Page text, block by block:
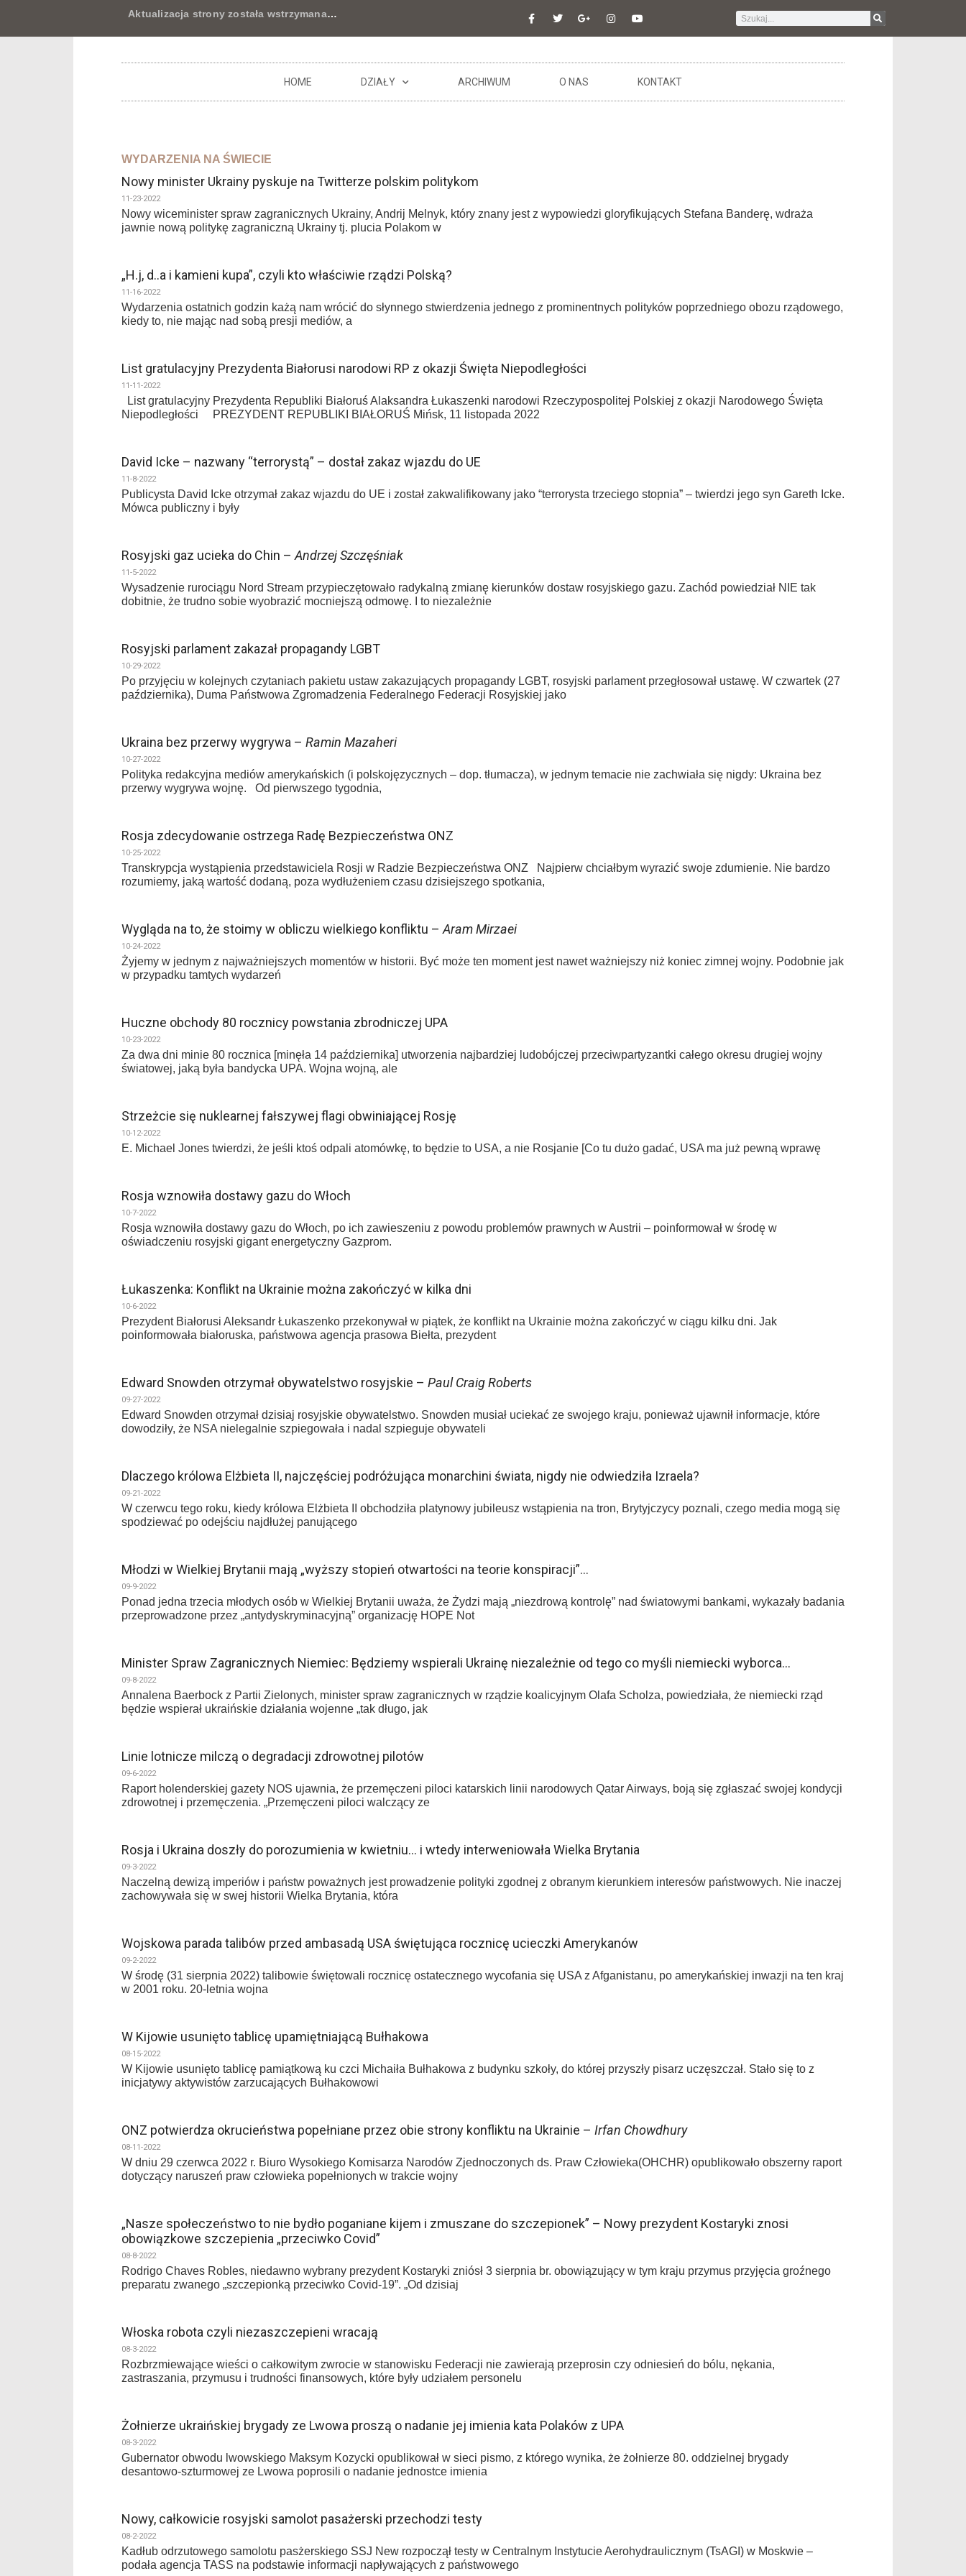
Aktualizacja strony została wstrzymana…
HOME DZIAŁY ARCHIWUM O NAS KONTAKT
WYDARZENIA NA ŚWIECIE
Nowy minister Ukrainy pyskuje na Twitterze polskim politykom
11-23-2022
Nowy wiceminister spraw zagranicznych Ukrainy, Andrij Melnyk, który znany jest z wypowiedzi gloryfikujących Stefana Banderę, wdraża
jawnie nową politykę zagraniczną Ukrainy tj. plucia Polakom w
„H.j, d..a i kamieni kupa”, czyli kto właściwie rządzi Polską?
11-16-2022
Wydarzenia ostatnich godzin każą nam wrócić do słynnego stwierdzenia jednego z prominentnych polityków poprzedniego obozu rządowego,
kiedy to, nie mając nad sobą presji mediów, a
List gratulacyjny Prezydenta Białorusi narodowi RP z okazji Święta Niepodległości
11-11-2022
List gratulacyjny Prezydenta Republiki Białoruś Alaksandra Łukaszenki narodowi Rzeczypospolitej Polskiej z okazji Narodowego Święta
Niepodległości PREZYDENT REPUBLIKI BIAŁORUŚ Mińsk, 11 listopada 2022
David Icke – nazwany “terrorystą” – dostał zakaz wjazdu do UE
11-8-2022
Publicysta David Icke otrzymał zakaz wjazdu do UE i został zakwalifikowany jako “terrorysta trzeciego stopnia” – twierdzi jego syn Gareth Icke.
Mówca publiczny i były
Rosyjski gaz ucieka do Chin – Andrzej Szczęśniak
11-5-2022
Wysadzenie rurociągu Nord Stream przypieczętowało radykalną zmianę kierunków dostaw rosyjskiego gazu. Zachód powiedział NIE tak
dobitnie, że trudno sobie wyobrazić mocniejszą odmowę. I to niezależnie
Rosyjski parlament zakazał propagandy LGBT
10-29-2022
Po przyjęciu w kolejnych czytaniach pakietu ustaw zakazujących propagandy LGBT, rosyjski parlament przegłosował ustawę. W czwartek (27
października), Duma Państwowa Zgromadzenia Federalnego Federacji Rosyjskiej jako
Ukraina bez przerwy wygrywa – Ramin Mazaheri
10-27-2022
Polityka redakcyjna mediów amerykańskich (i polskojęzycznych – dop. tłumacza), w jednym temacie nie zachwiała się nigdy: Ukraina bez
przerwy wygrywa wojnę. Od pierwszego tygodnia,
Rosja zdecydowanie ostrzega Radę Bezpieczeństwa ONZ
10-25-2022
Transkrypcja wystąpienia przedstawiciela Rosji w Radzie Bezpieczeństwa ONZ Najpierw chciałbym wyrazić swoje zdumienie. Nie bardzo
rozumiemy, jaką wartość dodaną, poza wydłużeniem czasu dzisiejszego spotkania,
Wygląda na to, że stoimy w obliczu wielkiego konfliktu – Aram Mirzaei
10-24-2022
Żyjemy w jednym z najważniejszych momentów w historii. Być może ten moment jest nawet ważniejszy niż koniec zimnej wojny. Podobnie jak
w przypadku tamtych wydarzeń
Huczne obchody 80 rocznicy powstania zbrodniczej UPA
10-23-2022
Za dwa dni minie 80 rocznica [minęła 14 października] utworzenia najbardziej ludobójczej przeciwpartyzantki całego okresu drugiej wojny
światowej, jaką była bandycka UPA. Wojna wojną, ale
Strzeżcie się nuklearnej fałszywej flagi obwiniającej Rosję
10-12-2022
E. Michael Jones twierdzi, że jeśli ktoś odpali atomówkę, to będzie to USA, a nie Rosjanie [Co tu dużo gadać, USA ma już pewną wprawę
Rosja wznowiła dostawy gazu do Włoch
10-7-2022
Rosja wznowiła dostawy gazu do Włoch, po ich zawieszeniu z powodu problemów prawnych w Austrii – poinformował w środę w
oświadczeniu rosyjski gigant energetyczny Gazprom.
Łukaszenka: Konflikt na Ukrainie można zakończyć w kilka dni
10-6-2022
Prezydent Białorusi Aleksandr Łukaszenko przekonywał w piątek, że konflikt na Ukrainie można zakończyć w ciągu kilku dni. Jak
poinformowała białoruska, państwowa agencja prasowa Biełta, prezydent
Edward Snowden otrzymał obywatelstwo rosyjskie – Paul Craig Roberts
09-27-2022
Edward Snowden otrzymał dzisiaj rosyjskie obywatelstwo. Snowden musiał uciekać ze swojego kraju, ponieważ ujawnił informacje, które
dowodziły, że NSA nielegalnie szpiegowała i nadal szpieguje obywateli
Dlaczego królowa Elżbieta II, najczęściej podróżująca monarchini świata, nigdy nie odwiedziła Izraela?
09-21-2022
W czerwcu tego roku, kiedy królowa Elżbieta II obchodziła platynowy jubileusz wstąpienia na tron, Brytyjczycy poznali, czego media mogą się
spodziewać po odejściu najdłużej panującego
Młodzi w Wielkiej Brytanii mają „wyższy stopień otwartości na teorie konspiracji”…
09-9-2022
Ponad jedna trzecia młodych osób w Wielkiej Brytanii uważa, że Żydzi mają „niezdrową kontrolę” nad światowymi bankami, wykazały badania
przeprowadzone przez „antydyskryminacyjną” organizację HOPE Not
Minister Spraw Zagranicznych Niemiec: Będziemy wspierali Ukrainę niezależnie od tego co myśli niemiecki wyborca…
09-8-2022
Annalena Baerbock z Partii Zielonych, minister spraw zagranicznych w rządzie koalicyjnym Olafa Scholza, powiedziała, że niemiecki rząd
będzie wspierał ukraińskie działania wojenne „tak długo, jak
Linie lotnicze milczą o degradacji zdrowotnej pilotów
09-6-2022
Raport holenderskiej gazety NOS ujawnia, że przemęczeni piloci katarskich linii narodowych Qatar Airways, boją się zgłaszać swojej kondycji
zdrowotnej i przemęczenia. „Przemęczeni piloci walczący ze
Rosja i Ukraina doszły do porozumienia w kwietniu… i wtedy interweniowała Wielka Brytania
09-3-2022
Naczelną dewizą imperiów i państw poważnych jest prowadzenie polityki zgodnej z obranym kierunkiem interesów państwowych. Nie inaczej
zachowywała się w swej historii Wielka Brytania, która
Wojskowa parada talibów przed ambasadą USA świętująca rocznicę ucieczki Amerykanów
09-2-2022
W środę (31 sierpnia 2022) talibowie świętowali rocznicę ostatecznego wycofania się USA z Afganistanu, po amerykańskiej inwazji na ten kraj
w 2001 roku. 20-letnia wojna
W Kijowie usunięto tablicę upamiętniającą Bułhakowa
08-15-2022
W Kijowie usunięto tablicę pamiątkową ku czci Michaiła Bułhakowa z budynku szkoły, do której przyszły pisarz uczęszczał. Stało się to z
inicjatywy aktywistów zarzucających Bułhakowowi
ONZ potwierdza okrucieństwa popełniane przez obie strony konfliktu na Ukrainie – Irfan Chowdhury
08-11-2022
W dniu 29 czerwca 2022 r. Biuro Wysokiego Komisarza Narodów Zjednoczonych ds. Praw Człowieka(OHCHR) opublikowało obszerny raport
dotyczący naruszeń praw człowieka popełnionych w trakcie wojny
„Nasze społeczeństwo to nie bydło poganiane kijem i zmuszane do szczepionek” – Nowy prezydent Kostaryki znosi
obowiązkowe szczepienia „przeciwko Covid”
08-8-2022
Rodrigo Chaves Robles, niedawno wybrany prezydent Kostaryki zniósł 3 sierpnia br. obowiązujący w tym kraju przymus przyjęcia groźnego
preparatu zwanego „szczepionką przeciwko Covid-19”. „Od dzisiaj
Włoska robota czyli niezaszczepieni wracają
08-3-2022
Rozbrzmiewające wieści o całkowitym zwrocie w stanowisku Federacji nie zawierają przeprosin czy odniesień do bólu, nękania,
zastraszania, przymusu i trudności finansowych, które były udziałem personelu
Żołnierze ukraińskiej brygady ze Lwowa proszą o nadanie jej imienia kata Polaków z UPA
08-3-2022
Gubernator obwodu lwowskiego Maksym Kozycki opublikował w sieci pismo, z którego wynika, że żołnierze 80. oddzielnej brygady
desantowo-szturmowej ze Lwowa poprosili o nadanie jednostce imienia
Nowy, całkowicie rosyjski samolot pasażerski przechodzi testy
08-2-2022
Kadłub odrzutowego samolotu pasżerskiego SSJ New rozpoczął testy w Centralnym Instytucie Aerohydraulicznym (TsAGI) w Moskwie –
podała agencja TASS na podstawie informacji napływających z państwowego